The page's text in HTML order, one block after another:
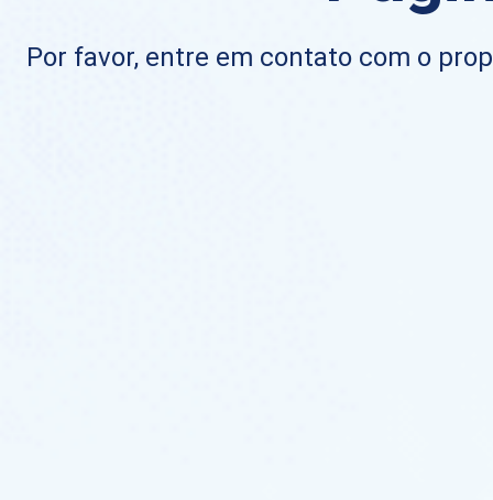
Por favor, entre em contato com o